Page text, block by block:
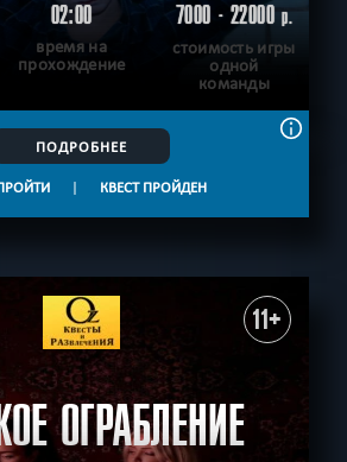
02:00
время на
прохождение
7000 - 22000р.
стоимость игры
одной
команды
ПОДРОБНЕЕ
| КВЕСТ ПРОЙДЕН
11+
ОГРАБЛЕНИЕ